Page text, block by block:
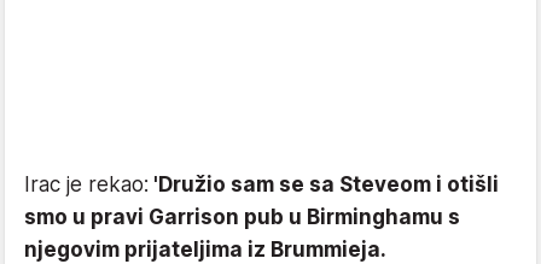
Irac je rekao: 'Družio sam se sa Steveom i otišli
smo u pravi Garrison pub u Birminghamu s
njegovim prijateljima iz Brummieja.